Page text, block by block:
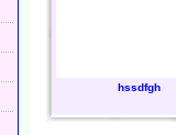
hssdfgh